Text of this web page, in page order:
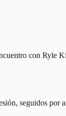
con Ryle
seguidos